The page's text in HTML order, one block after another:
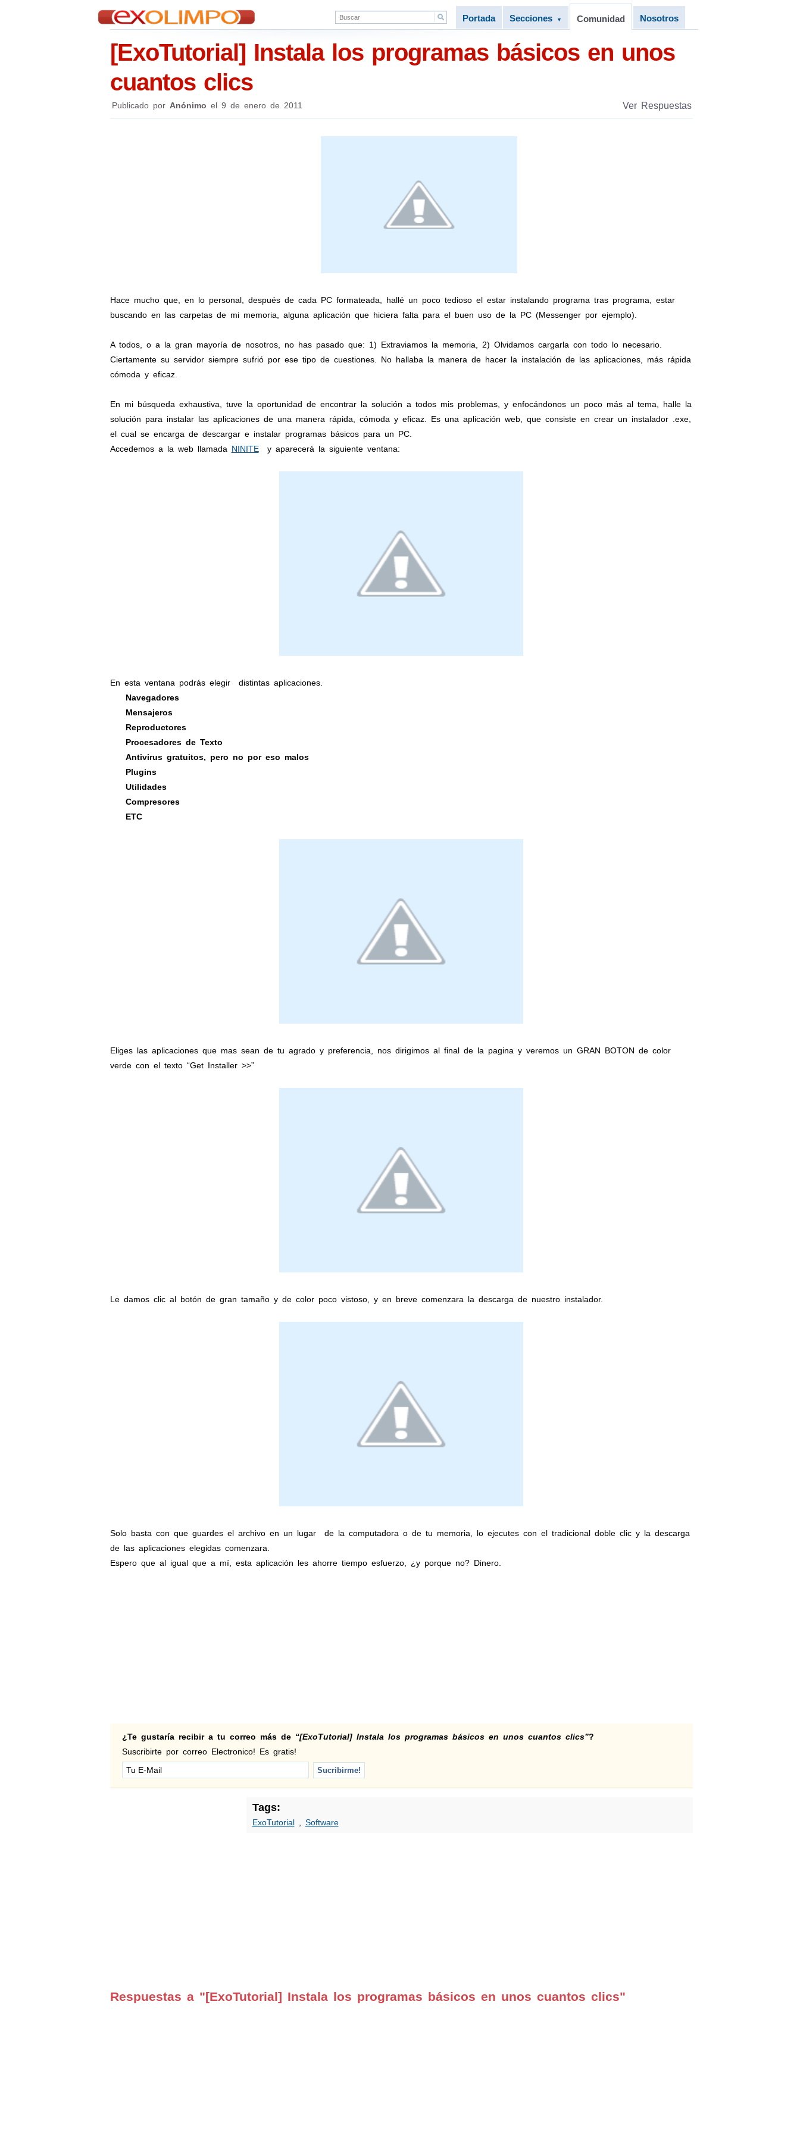
Portada Secciones ▼ Comunidad Nosotros
[ExoTutorial] Instala los programas básicos en unos
cuantos clics
Publicado por Anónimo el 9 de enero de 2011 Ver Respuestas
Hace mucho que, en lo personal, después de cada PC formateada, hallé un poco tedioso el estar instalando programa tras programa, estar
buscando en las carpetas de mi memoria, alguna aplicación que hiciera falta para el buen uso de la PC (Messenger por ejemplo).
A todos, o a la gran mayoría de nosotros, no has pasado que: 1) Extraviamos la memoria, 2) Olvidamos cargarla con todo lo necesario.
Ciertamente su servidor siempre sufrió por ese tipo de cuestiones. No hallaba la manera de hacer la instalación de las aplicaciones, más rápida
cómoda y eficaz.
En mi búsqueda exhaustiva, tuve la oportunidad de encontrar la solución a todos mis problemas, y enfocándonos un poco más al tema, halle la
solución para instalar las aplicaciones de una manera rápida, cómoda y eficaz. Es una aplicación web, que consiste en crear un instalador .exe,
el cual se encarga de descargar e instalar programas básicos para un PC.
Accedemos a la web llamada NINITE y aparecerá la siguiente ventana:
En esta ventana podrás elegir distintas aplicaciones.
Navegadores
Mensajeros
Reproductores
Procesadores de Texto
Antivirus gratuitos, pero no por eso malos
Plugins
Utilidades
Compresores
ETC
Eliges las aplicaciones que mas sean de tu agrado y preferencia, nos dirigimos al final de la pagina y veremos un GRAN BOTON de color
verde con el texto “Get Installer >>”
Le damos clic al botón de gran tamaño y de color poco vistoso, y en breve comenzara la descarga de nuestro instalador.
Solo basta con que guardes el archivo en un lugar
de la computadora o de tu memoria, lo ejecutes con el tradicional doble clic y la descarga
de las aplicaciones elegidas comenzara.
Espero que al igual que a mí, esta aplicación les ahorre tiempo esfuerzo, ¿y porque no? Dinero.
¿Te gustaría recibir a tu correo más de “[ExoTutorial] Instala los programas básicos en unos cuantos clics”?
Suscribirte por correo Electronico! Es gratis!
Tags:
ExoTutorial, Software
Respuestas a "[ExoTutorial] Instala los programas básicos en unos cuantos clics"